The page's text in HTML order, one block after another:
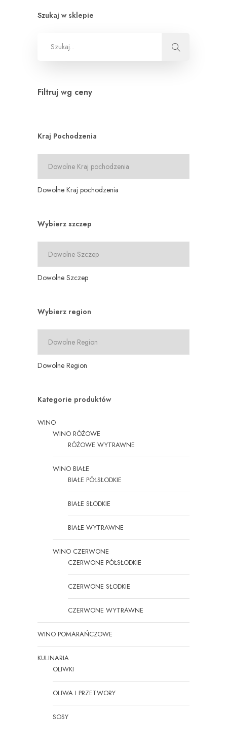
Szukaj w sklepie
Filtruj wg ceny
Kraj Pochodzenia
Dowolne Kraj pochodzenia
Wybierz szczep
Dowolne Szczep
Wybierz region
Dowolne Region
Kategorie produktów
WINO
WINO RÓŻOWE
RÓŻOWE WYTRAWNE
WINO BIAŁE
BIAŁE PÓŁSŁODKIE
BIAŁE SŁODKIE
BIAŁE WYTRAWNE
WINO CZERWONE
CZERWONE PÓŁSŁODKIE
CZERWONE SŁODKIE
CZERWONE WYTRAWNE
WINO POMARAŃCZOWE
KULINARIA
OLIWKI
OLIWA I PRZETWORY
SOSY